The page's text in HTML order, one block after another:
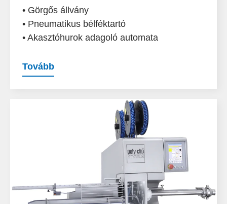
• Görgős állvány
• Pneumatikus bélféktartó
• Akasztóhurok adagoló automata
Tovább